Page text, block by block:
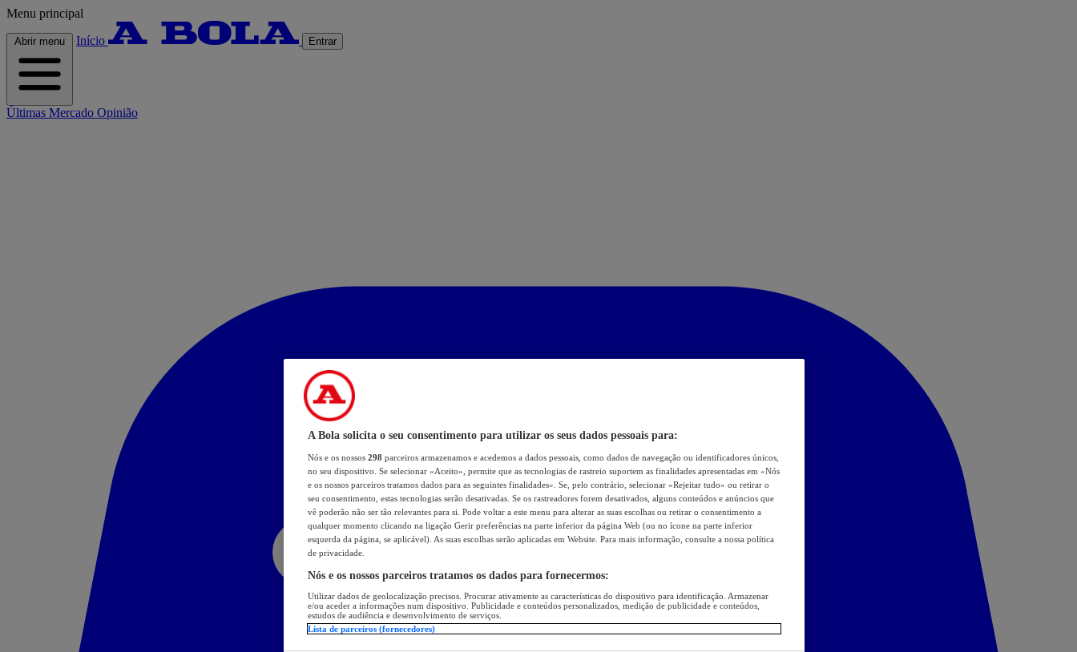
Menu principal
Abrir menu Início Entrar
Últimas Mercado Opinião
A Bola solicita o seu consentimento para utilizar os seus dados pessoais para:
Nós e os nossos 298 parceiros armazenamos e acedemos a dados pessoais, como dados de navegação ou identificadores únicos,
no seu dispositivo. Se selecionar «Aceito», permite que as tecnologias de rastreio suportem as finalidades apresentadas em «Nós
e os nossos parceiros tratamos dados para as seguintes finalidades». Se, pelo contrário, selecionar «Rejeitar tudo» ou retirar o
seu consentimento, estas tecnologias serão desativadas. Se os rastreadores forem desativados, alguns conteúdos e anúncios que
vê poderão não ser tão relevantes para si. Pode voltar a este menu para alterar as suas escolhas ou retirar o consentimento a
qualquer momento clicando na ligação Gerir preferências na parte inferior da página Web (ou no ícone na parte inferior
esquerda da página, se aplicável). As suas escolhas serão aplicadas em Website. Para mais informação, consulte a nossa política
de privacidade.
Nós e os nossos parceiros tratamos os dados para fornecermos:
Utilizar dados de geolocalização precisos. Procurar ativamente as características do dispositivo para identificação. Armazenar
e/ou aceder a informações num dispositivo. Publicidade e conteúdos personalizados, medição de publicidade e conteúdos,
estudos de audiência e desenvolvimento de serviços.
Lista de parceiros (fornecedores)